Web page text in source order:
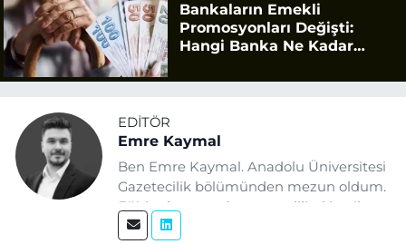
Bankaların Emekli
Promosyonları Değişti:
Hangi Banka Ne Kadar
EDITÖR
Emre Kaymal
Ben Emre Kaymal. Anadolu Üniversitesi
Gazetecilik bölümünden mezun oldum.
Eğitim hayatım boyunca dijital içerik
üretimi ve arama motoru